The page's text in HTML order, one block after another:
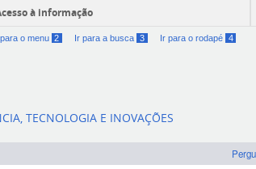
à informação
o menu 2 Ir para a busca 3 Ir para o rodapé 4
TECNOLOGIA E INOVAÇÕES